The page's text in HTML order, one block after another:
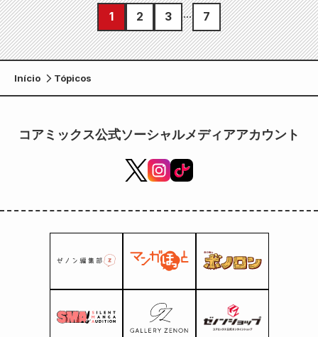
1 2 3 7
Início Tópicos
コアミックス公式ソーシャルメディアアカウント